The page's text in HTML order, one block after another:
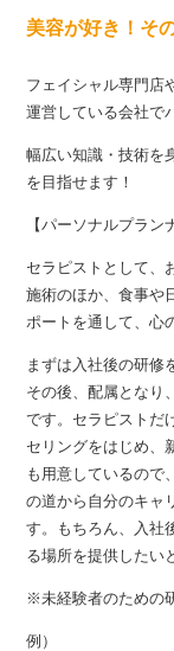
美容が好き！そ
フェイシャル専門店
運営している会社で
幅広い知識・技術を
を目指せます！
【パーソナルプラン
セラピストとして、
施術のほか、食事や
ポートを通して、心
まずは入社後の研修
その後、配属となり
です。セラピストだ
セリングをはじめ、
も用意しているので
の道から自分のキャ
す。もちろん、入社
る場所を提供したい
※未経験者のための
例）